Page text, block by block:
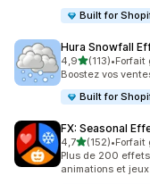
Built for
Hura Snowfall
4,9étoile(s) sur 5
(113)
113 avis au total
•Forfait
Boostez vos
Built for
FX: Seasonal
4,7étoile(s) sur 5
(152)
152 avis au total
•Forfait
Plus de 200
animations et